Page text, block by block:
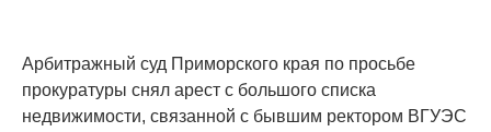
Арбитражный суд Приморского края по просьбе
прокуратуры снял арест с большого списка
недвижимости, связанной с бывшим ректором ВГУЭС